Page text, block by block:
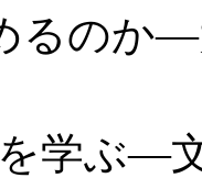
るのか
学ぶ―